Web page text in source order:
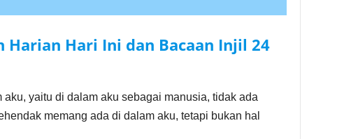
Harian Hari Ini dan Bacaan Injil 24
yaitu di dalam aku sebagai manusia, tidak ada
memang ada di dalam aku, tetapi bukan hal